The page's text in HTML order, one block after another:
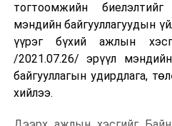
тогтоомжийн
мэндийн байгууллагуудын
үүрэг бүхий ажлын
/2021.07.26/ эрүүл
байгууллагын удирдлага,
хийлээ.